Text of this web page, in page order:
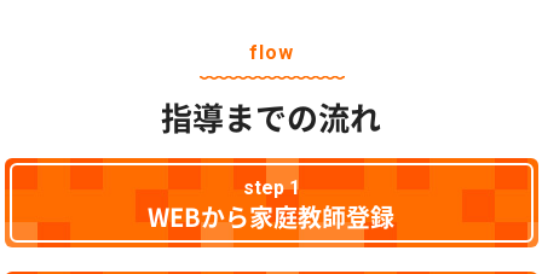
flow
指導までの流れ
step 1
WEBから家庭教師登録